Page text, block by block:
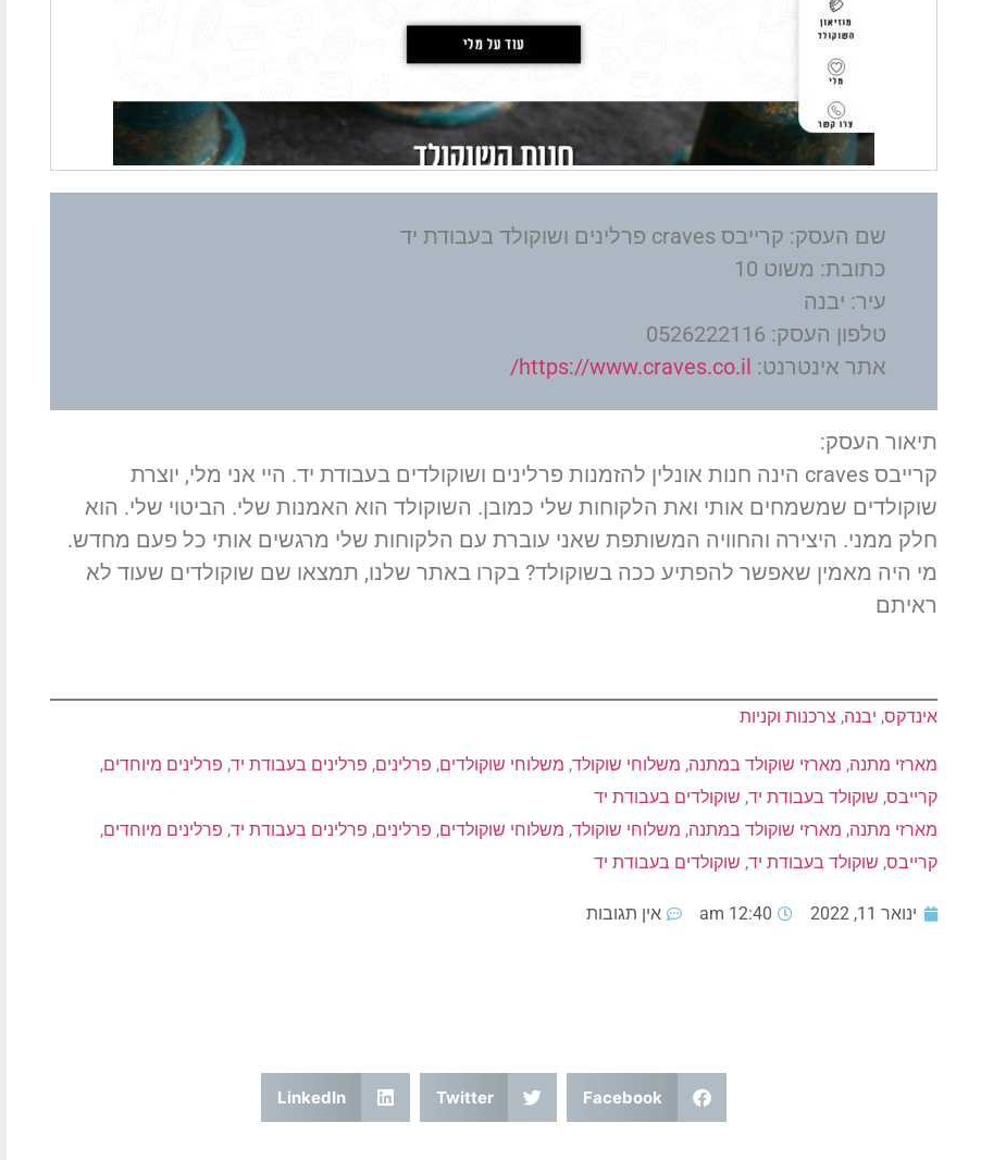
שם העסק: קרייבס craves פרלינים ושוקולד בעבודת יד
כתובת: משוט 10
עיר: יבנה
טלפון העסק: 0526222116
אתר אינטרנט: https://www.craves.co.il/
תיאור העסק:
קרייבס craves הינה חנות אונלין להזמנות פרלינים ושוקולדים בעבודת יד. היי אני מלי, יוצרת
שוקולדים שמשמחים אותי ואת הלקוחות שלי כמובן. השוקולד הוא האמנות שלי. הביטוי שלי. הוא
חלק ממני. היצירה והחוויה המשותפת שאני עוברת עם הלקוחות שלי מרגשים אותי כל פעם מחדש.
מי היה מאמין שאפשר להפתיע ככה בשוקולד? בקרו באתר שלנו, תמצאו שם שוקולדים שעוד לא
ראיתם
אינדקס, יבנה, צרכנות וקניות
מארזי מתנה, מארזי שוקולד במתנה, משלוחי שוקולד, משלוחי שוקולדים, פרלינים, פרלינים בעבודת יד, פרלינים מיוחדים,
קרייבס, שוקולד בעבודת יד, שוקולדים בעבודת יד
מארזי מתנה, מארזי שוקולד במתנה, משלוחי שוקולד, משלוחי שוקולדים, פרלינים, פרלינים בעבודת יד, פרלינים מיוחדים,
קרייבס, שוקולד בעבודת יד, שוקולדים בעבודת יד
ינואר 11, 2022 12:40 am אין תגובות
Facebook
Twitter
LinkedIn